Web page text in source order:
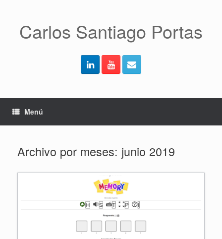
Carlos Santiago Portas
Menú
Archivo por meses: junio 2019